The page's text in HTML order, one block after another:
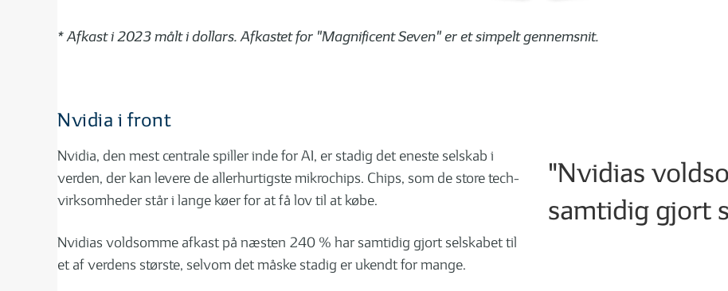
* Afkast i 2023 målt i dollars. Afkastet for "Magnificent Seven" er et simpelt gennemsnit.
Nvidia i front
Nvidia, den mest centrale spiller inde for AI, er stadig det eneste selskab i
verden, der kan levere de allerhurtigste mikrochips. Chips, som de store tech-
virksomheder står i lange køer for at få lov til at købe.
Nvidias voldsomme afkast på næsten 240 % har samtidig gjort selskabet til
et af verdens største, selvom det måske stadig er ukendt for mange.
"Nvidias
samtidig gjort